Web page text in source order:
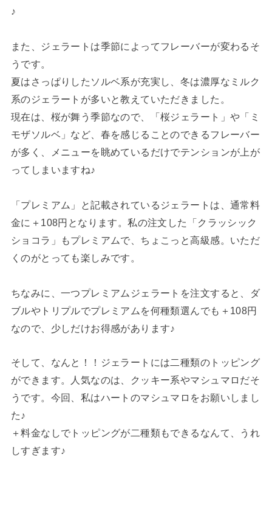
♪
また、ジェラートは季節によってフレーバーが変わるそ
うです。
夏はさっぱりしたソルベ系が充実し、冬は濃厚なミルク
系のジェラートが多いと教えていただきました。
現在は、桜が舞う季節なので、「桜ジェラート」や「ミ
モザソルベ」など、春を感じることのできるフレーバー
が多く、メニューを眺めているだけでテンションが上が
ってしまいますね♪
「プレミアム」と記載されているジェラートは、通常料
金に＋108円となります。私の注文した「クラッシック
ショコラ」もプレミアムで、ちょこっと高級感。いただ
くのがとっても楽しみです。
ちなみに、一つプレミアムジェラートを注文すると、ダ
ブルやトリプルでプレミアムを何種類選んでも＋108円
なので、少しだけお得感があります♪
そして、なんと！！ジェラートには二種類のトッピング
ができます。人気なのは、クッキー系やマシュマロだそ
うです。今回、私はハートのマシュマロをお願いしまし
た♪
＋料金なしでトッピングが二種類もできるなんて、うれ
しすぎます♪